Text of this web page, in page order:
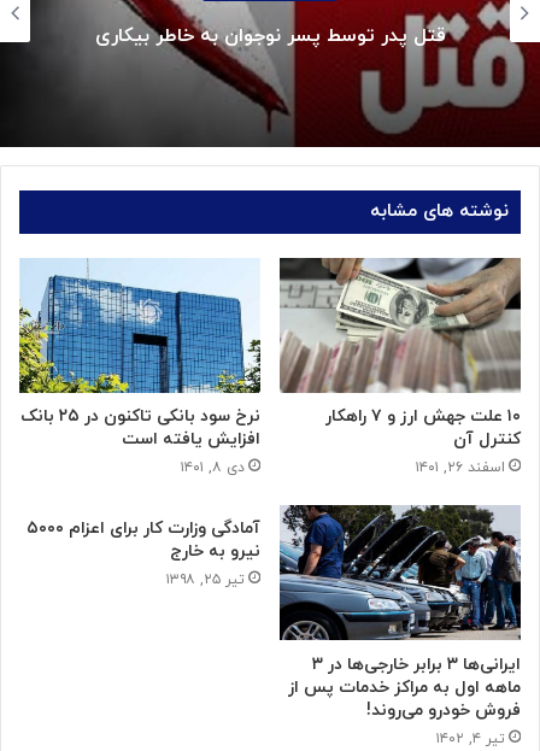
قتل پدر توسط پسر نوجوان به خاطر بیکاری
نوشته های مشابه
۱۰ علت جهش ارز و ۷ راهکار
کنترل آن
اسفند ۲۶, ۱۴۰۱
نرخ سود بانکی تاکنون در ۲۵ بانک
افزایش یافته است
دی ۸, ۱۴۰۱
ایرانی‌ها ۳ برابر خارجی‌ها در ۳
ماهه اول به مراکز خدمات پس از
فروش خودرو می‌روند!
تیر ۴, ۱۴۰۲
آمادگی وزارت کار برای اعزام ۵۰۰۰
نیرو به خارج
تیر ۲۵, ۱۳۹۸